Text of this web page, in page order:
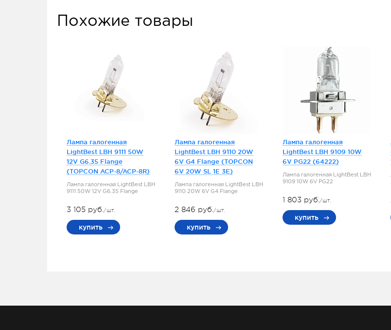
Похожие товары
Лампа галогенная
LightBest LBH 9111 50W
12V G6.35 Flange
(TOPCON ACP-8/ACP-8R)
Лампа галогенная LightBest LBH
9111 50W 12V G6.35 Flange
3 105 руб./шт.
купить
Лампа галогенная
LightBest LBH 9110 20W
6V G4 Flange (TOPCON
6V 20W SL 1E 3E)
Лампа галогенная LightBest LBH
9110 20W 6V G4 Flange
2 846 руб./шт.
купить
Лампа галогенная
LightBest LBH 9109 10W
6V PG22 (64222)
Лампа галогенная LightBest LBH
9109 10W 6V PG22
1 803 руб./шт.
купить